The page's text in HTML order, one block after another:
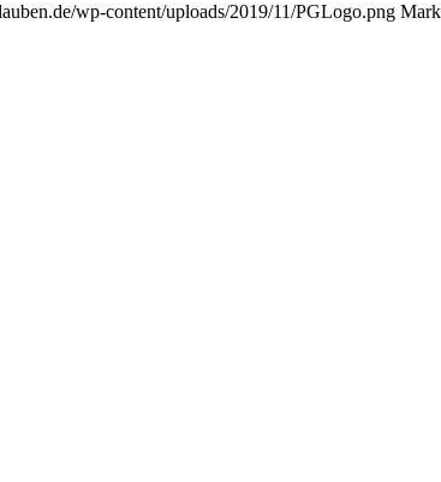
wp-content/uploads/2019/11/PGLogo.png